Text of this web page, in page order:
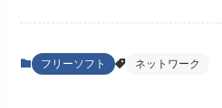
フリーソフト ネットワーク